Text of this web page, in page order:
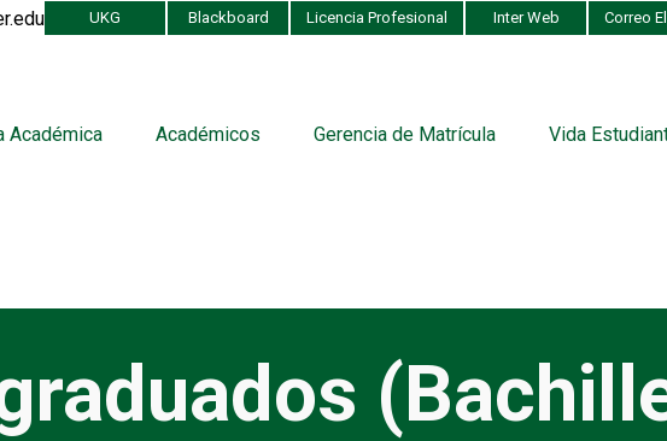
UKG Blackboard Licencia Profesional Inter Web Correo
Académica Académicos Gerencia de Matrícula Vida